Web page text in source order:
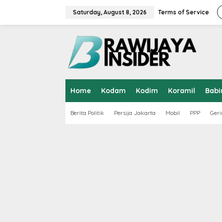
Saturday, August 8, 2026 Terms of Service
Home Kodam Kodim Koramil
Berita Politik Persija Jakarta Mobil PPP